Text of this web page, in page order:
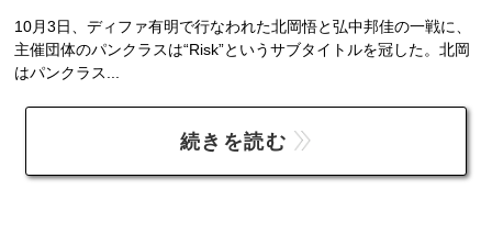
10月3日、ディファ有明で行なわれた北岡悟と弘中邦佳の一戦に、
主催団体のパンクラスは“Risk”というサブタイトルを冠した。北岡
はパンクラス...
続きを読む